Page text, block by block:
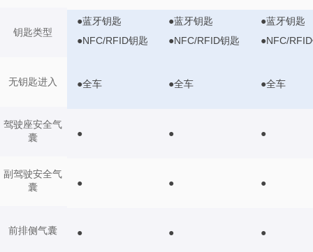
钥匙类型
无钥匙进入
驾驶座安全气
囊
副驾驶安全气
囊
前排侧气囊
●蓝牙钥匙
●NFC/RFID钥匙
●蓝牙钥匙
●NFC/RFID钥匙
●蓝牙钥匙
●NFC/
●全车 ●全车 ●全车
● ● ●
● ● ●
● ● ●